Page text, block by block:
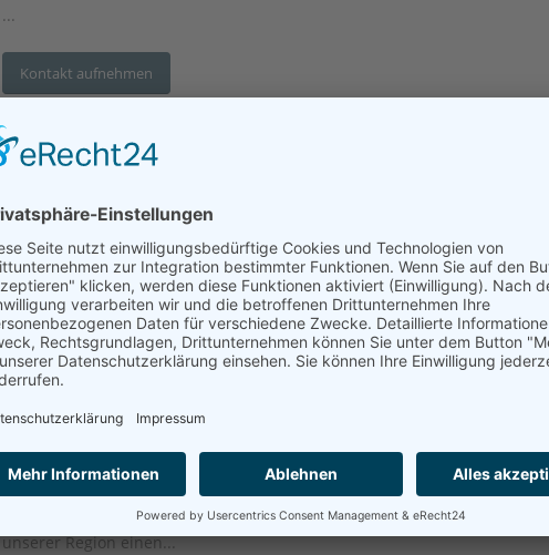
...
Kontakt aufnehmen
Service Wohnen
Adresse:Büscheler Str. 1, 49456 Bakum
Entfernung:49 km
Seit über 20 Jahren sind wir in verschiedenen Bereichen der Pflege aktiv.
Bertels & Blömer Gruppe umfasst stationäre, ambulante und
Pflege. Darüber hinaus haben wir uns mit verschiedenen
unserer Region einen...